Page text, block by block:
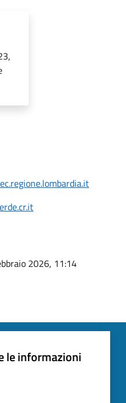
2026, 11:14
le informazioni